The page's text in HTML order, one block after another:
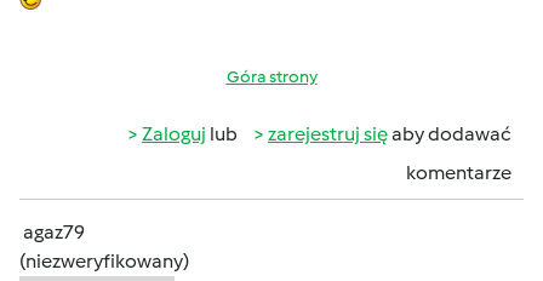
Góra strony
Zaloguj lub zarejestruj sięaby dodawać
komentarze
agaz79
(niezweryfikowany)